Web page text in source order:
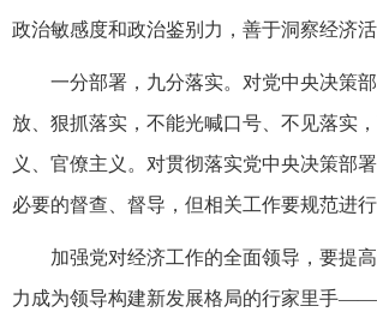
政治敏感度和政治鉴别力，善于洞察经济活
一分部署，九分落实。对党中央决策
放、狠抓落实，不能光喊口号、不见落实
义、官僚主义。对贯彻落实党中央决策部
必要的督查、督导，但相关工作要规范进行
加强党对经济工作的全面领导，要提
力成为领导构建新发展格局的行家里手——